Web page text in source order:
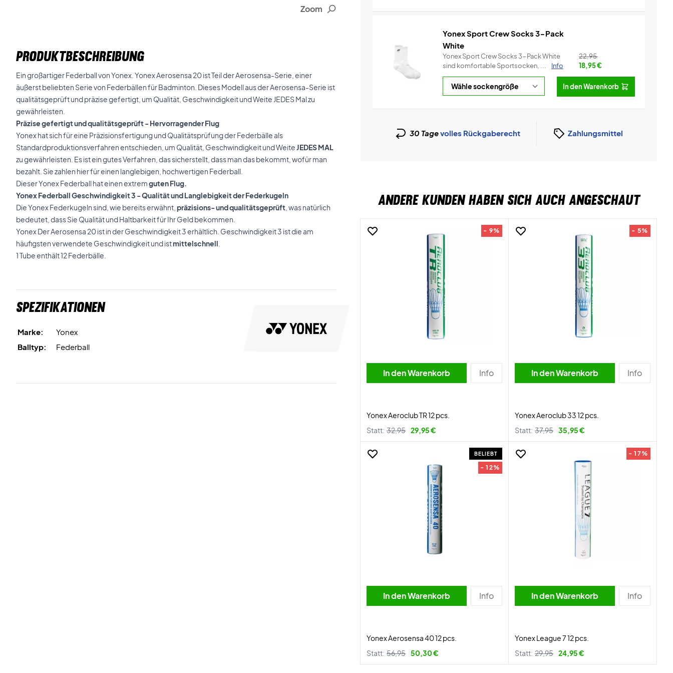
Zoom
PRODUKTBESCHREIBUNG
Ein großartiger Federball von Yonex. Yonex Aerosensa 20 ist Teil der Aerosensa-Serie, einer
äußerst beliebten Serie von Federbällen für Badminton. Dieses Modell aus der Aerosensa-Serie ist
qualitätsgeprüft und präzise gefertigt, um Qualität, Geschwindigkeit und Weite JEDES Mal zu
gewährleisten.
Präzise gefertigt und qualitätsgeprüft - Hervorragender Flug
Yonex hat sich für eine Präzisionsfertigung und Qualitätsprüfung der Federbälle als
Standardproduktionsverfahren entschieden, um Qualität, Geschwindigkeit und WeiteJEDES MAL
zu gewährleisten. Es ist ein gutes Verfahren, das sicherstellt, dass man das bekommt, wofür man
bezahlt. Sie zahlen hier für einen langlebigen, hochwertigen Federball.
Dieser Yonex Federball hat einen extremguten Flug.
Yonex Federball Geschwindigkeit 3 - Qualität und Langlebigkeit der Federkugeln
Die Yonex Federkugeln sind, wie bereits erwähnt, präzisions- und qualitätsgeprüft , was natürlich
bedeutet, dass Sie Qualität und Haltbarkeit für Ihr Geld bekommen.
Yonex Der Aerosensa 20 ist in der Geschwindigkeit 3 erhältlich. Geschwindigkeit 3 ist die am
häufigsten verwendete Geschwindigkeit und istmittelschnell
1 Tube enthält 12 Federbälle.
Spezifikationen
Marke:
Yonex
Balltyp:
Federball
Yonex Sport Crew Socks 3-Pack
White
Yonex Sport Crew Socks 3-Pack White
sind komfortable Sportsocken, ...
Info
22,95
18,95€
In den Warenkorb
30 Tagevolles Rückgaberecht Zahlungsmittel
ANDERE KUNDEN HABEN SICH AUCH ANGESCHAUT
- 9%
In den Warenkorb Info
Yonex Aeroclub TR 12 pcs.
Statt: 32,95 29,95 €
- 5%
In den Warenkorb Info
Yonex Aeroclub 33 12 pcs.
Statt: 37,95 35,95 €
BELIEBT
- 12%
In den Warenkorb Info
Yonex Aerosensa 40 12 pcs.
Statt: 56,95 50,30 €
- 17%
In den Warenkorb Info
Yonex League 7 12 pcs.
Statt: 29,95 24,95 €